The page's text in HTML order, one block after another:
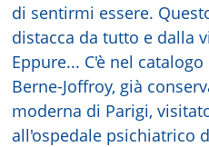
di sentirmi essere.
distacca da tutto e dalla
Eppure... C'è nel
Berne-Joffroy, già
moderna di Parigi,
all'ospedale psichiatrico